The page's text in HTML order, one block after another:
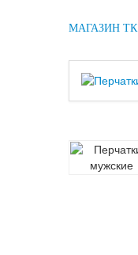
МАГАЗИН ТК